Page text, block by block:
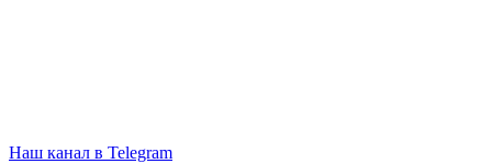
Наш канал в Telegram